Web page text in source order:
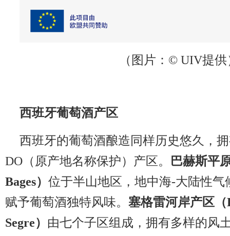
（图片： © UIV提供
西班牙葡萄酒产区
西班牙的葡萄酒酿造同样历史悠久，
DO（原产地名称保护）产区。
巴赫斯平
Bages） 位于半山地区，地中海-大陆性气
赋予葡萄酒独特风味。 塞格雷河岸产区（
Segre） 由七个子区组成，拥有多样的风